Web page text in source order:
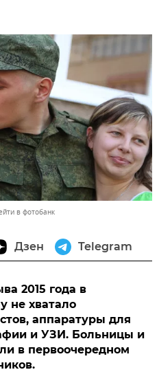
в фотобанк
Дзен Telegram
2015 года в
не хватало
аппаратуры для
и УЗИ. Больницы и
в первоочередном